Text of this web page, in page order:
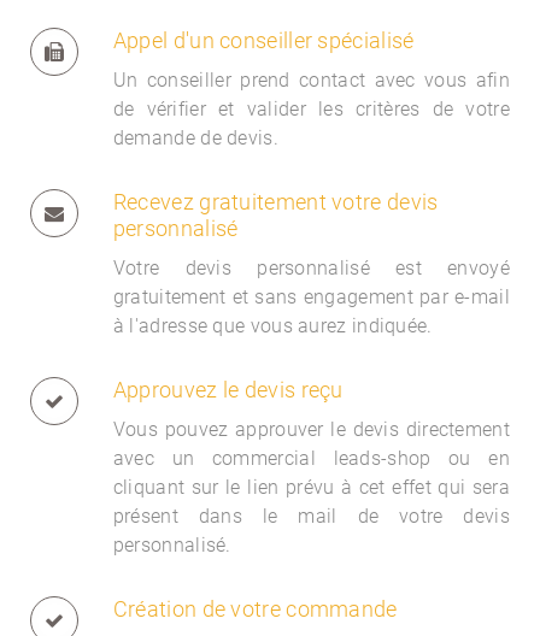
Appel d'un conseiller spécialisé
Un conseiller prend contact avec vous afin
de vérifier et valider les critères de votre
demande de devis.
Recevez gratuitement votre devis
personnalisé
Votre devis personnalisé est envoyé
gratuitement et sans engagement par e-mail
à l'adresse que vous aurez indiquée.
Approuvez le devis reçu
Vous pouvez approuver le devis directement
avec un commercial leads-shop ou en
cliquant sur le lien prévu à cet effet qui sera
présent dans le mail de votre devis
personnalisé.
Création de votre commande